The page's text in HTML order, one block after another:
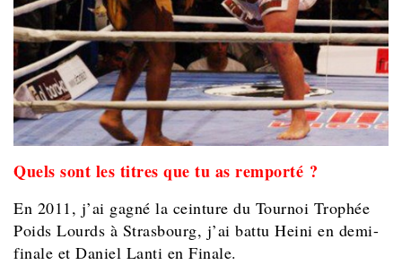
Quels sont les titres que tu as remporté ?
En 2011, j’ai gagné la ceinture du Tournoi Trophée
Poids Lourds à Strasbourg, j’ai battu Heini en demi-
finale et Daniel Lanti en Finale.